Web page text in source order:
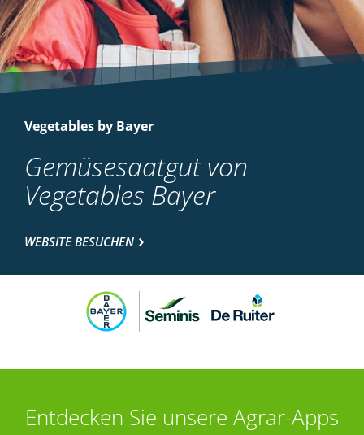
Vegetables by Bayer
Gemüsesaatgut von
Vegetables Bayer
WEBSITE BESUCHEN
Entdecken Sie unsere Agrar-Apps